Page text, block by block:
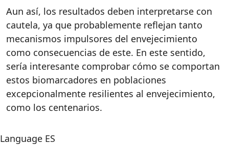
Aun así, los resultados deben interpretarse con
cautela, ya que probablemente reflejan tanto
mecanismos impulsores del envejecimiento
como consecuencias de este. En este sentido,
sería interesante comprobar cómo se comportan
estos biomarcadores en poblaciones
excepcionalmente resilientes al envejecimiento,
como los centenarios.
Language ES